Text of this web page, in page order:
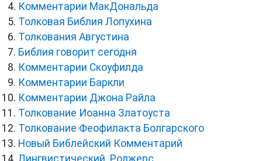
Комментарии МакДональда
Толковая Библия Лопухина
Толкования Августина
Библия говорит сегодня
Комментарии Скоуфилда
Комментарии Баркли
Комментарии Джона Райла
Толкование Иоанна Златоуста
Толкование Феофилакта Болгарского
Новый Библейский Комментарий